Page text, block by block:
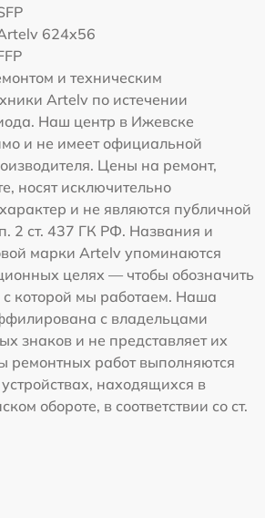
624x56
и техническим
Artelv по истечении
Наш центр в Ижевске
и не имеет официальной
Цены на ремонт,
носят исключительно
и не являются публичной
2 ст. 437 ГК РФ. Названия и
марки Artelv упоминаются
целях — чтобы обозначить
с которой мы работаем. Наша
с владельцами
знаков и не представляет их
ремонтных работ выполняются
находящихся в
обороте, в соответствии со ст.